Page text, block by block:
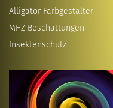
Alligator Farbgestalter
MHZ Beschattungen
Insektenschutz